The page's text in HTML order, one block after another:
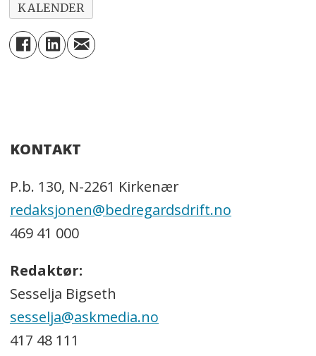
KALENDER
KONTAKT
P.b. 130, N-2261 Kirkenær
redaksjonen@bedregardsdrift.no
469 41 000
Redaktør:
Sesselja Bigseth
sesselja@askmedia.no
417 48 111